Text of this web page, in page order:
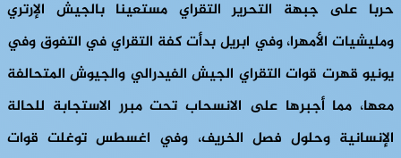
حربا على جبهة التحرير التقراي مستعينا بالجيش الإرتري
ومليشيات الأمهرا، وفي ابريل بدأت كفة التقراي في التفوق وفي
يونيو قهرت قوات التقراي الجيش الفيدرالي والجيوش المتحالفة
معها، مما أجبرها على الانسحاب تحت مبرر الاستجابة للحالة
الإنسانية وحلول فصل الخريف، وفي اغسطس توغلت قوات